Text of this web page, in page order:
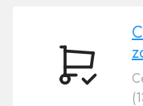
Cumpărați